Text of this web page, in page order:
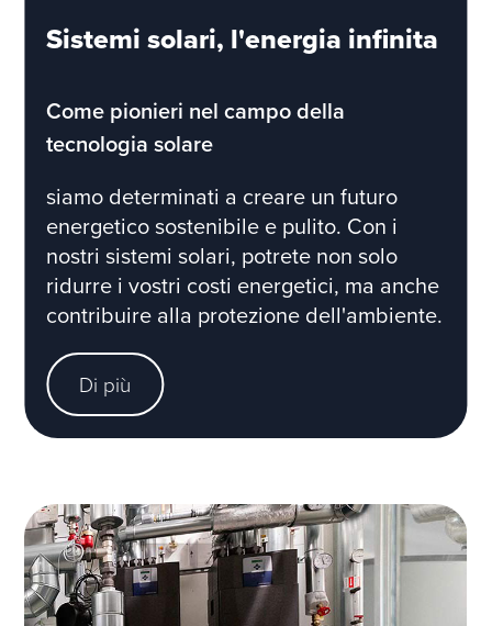
Sistemi solari, l'energia infinita
Come pionieri nel campo della
tecnologia solare
siamo determinati a creare un futuro
energetico sostenibile e pulito. Con i
nostri sistemi solari, potrete non solo
ridurre i vostri costi energetici, ma anche
contribuire alla protezione dell'ambiente.
Di più